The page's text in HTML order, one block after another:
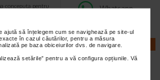
să înțelegem cum se navighează pe site-ul
în cazul căutărilor, pentru a măsura
pe baza obiceiurilor dvs. de navigare.
setările” pentru a vă configura opțiunile. Vă
conceputa pentru
întreg: 55.90 Lei
Whatsapp
CALCULATOARE